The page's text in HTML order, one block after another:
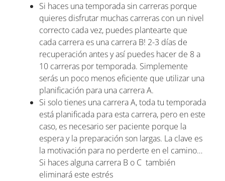
Si haces una temporada sin carreras porque
quieres disfrutar muchas carreras con un nivel
correcto cada vez, puedes plantearte que
cada carrera es una carrera B! 2-3 días de
recuperación antes y así puedes hacer de 8 a
10 carreras por temporada. Simplemente
serás un poco menos eficiente que utilizar una
planificación para una carrera A.
Si solo tienes una carrera A, toda tu temporada
está planificada para esta carrera, pero en este
caso, es necesario ser paciente porque la
espera y la preparación son largas. La clave es
la motivación para no perderte en el camino…
Si haces alguna carrera B o C también
eliminará este estrés